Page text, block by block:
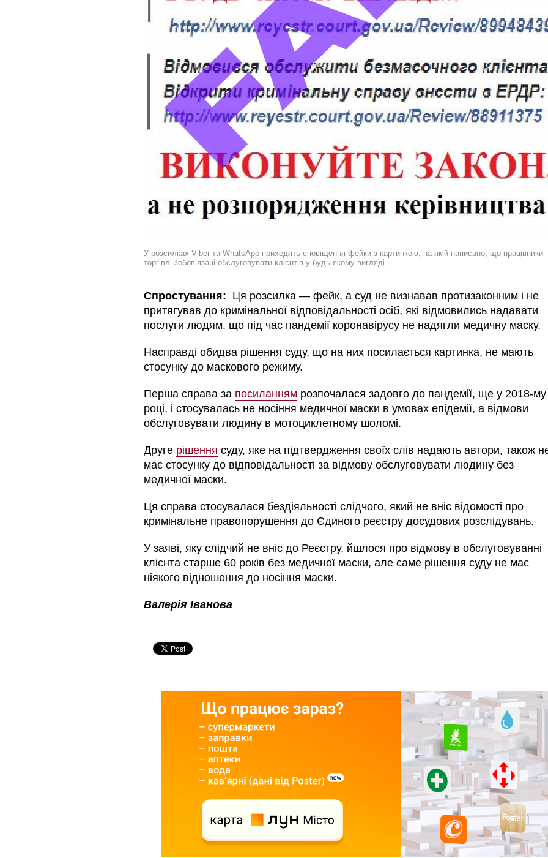
У розсилках Viber та WhatsApp приходять сповіщення-фейки з картинкою, на якій написано, що працівники
торгівлі зобов’язані обслуговувати клієнтів у будь-якому вигляді.
Спростування: Ця розсилка —фейк, а суд не визнавав протизаконним і не
притягував до кримінальної відповідальності осіб, які відмовились надавати
послуги людям, що під час пандемії коронавірусу не надягли медичну маску.
Насправді обидва рішення суду, що на них посилається картинка, не мають
стосунку до маскового режиму.
Перша справа за посиланнямрозпочалася задовго до пандемії, ще у 2018-му
році, і стосувалась не носіння медичної маски в умовах епідемії, а відмови
обслуговувати людину в мотоциклетному шоломі.
Друге рішення суду, яке на підтвердження своїх слів надають автори, також
має стосунку до відповідальності за відмову обслуговувати людину без
медичної маски.
Ця справа стосувалася бездіяльності слідчого, який не вніс відомості про
кримінальне правопорушення до Єдиного реєстру досудових розслідувань.
У заяві, яку слідчий не вніс до Реєстру, йшлося провідмову в обслуговуванні
клієнта старше 60 років без медичної маски, але саме рішення суду не має
ніякого відношення до носіння маски.
Валерія Іванова